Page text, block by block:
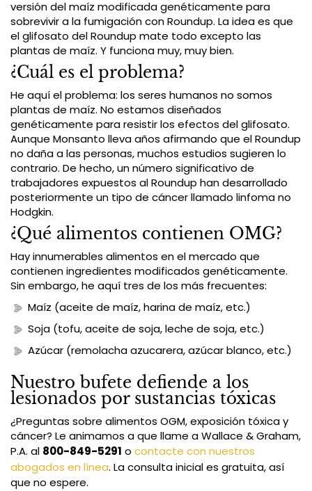
versión del maíz modificada genéticamente para
sobrevivir a la fumigación con Roundup. La idea es que
el glifosato del Roundup mate todo excepto las
plantas de maíz. Y funciona muy, muy bien.
¿Cuál es el problema?
He aquí el problema: los seres humanos no somos
plantas de maíz. No estamos diseñados
genéticamente para resistir los efectos del glifosato.
Aunque Monsanto lleva años afirmando que el Roundup
no daña a las personas, muchos estudios sugieren lo
contrario. De hecho, un número significativo de
trabajadores expuestos al Roundup han desarrollado
posteriormente un tipo de cáncer llamado linfoma no
Hodgkin.
¿Qué alimentos contienen OMG?
Hay innumerables alimentos en el mercado que
contienen ingredientes modificados genéticamente.
Sin embargo, he aquí tres de los más frecuentes:
Maíz (aceite de maíz, harina de maíz, etc.)
Soja (tofu, aceite de soja, leche de soja, etc.)
Azúcar (remolacha azucarera, azúcar blanco, etc.)
Nuestro bufete defiende a los
lesionados por sustancias tóxicas
¿Preguntas sobre alimentos OGM, exposición tóxica y
cáncer? Le animamos a que llame a Wallace & Graham,
P.A. al 800-849-5291 o contacte con nuestros
abogados en línea. La consulta inicial es gratuita, así
que no espere.